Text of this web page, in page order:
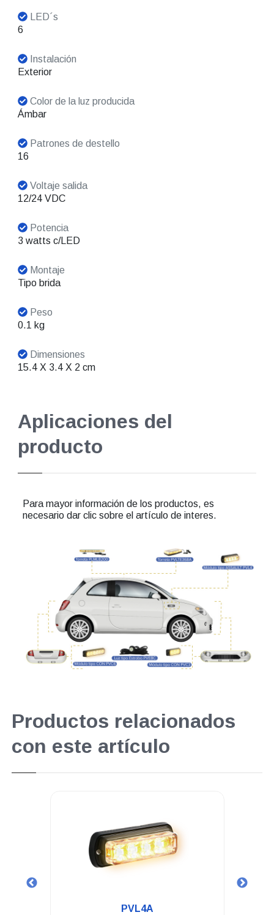
LED´s
6
Instalación
Exterior
Color de la luz producida
Ámbar
Patrones de destello
16
Voltaje salida
12/24 VDC
Potencia
3 watts c/LED
Montaje
Tipo brida
Peso
0.1 kg
Dimensiones
15.4 X 3.4 X 2 cm
Aplicaciones del
producto
Para mayor información de los productos, es
necesario dar clic sobre el artículo de interes.
Productos relacionados
con este artículo
PVL4A